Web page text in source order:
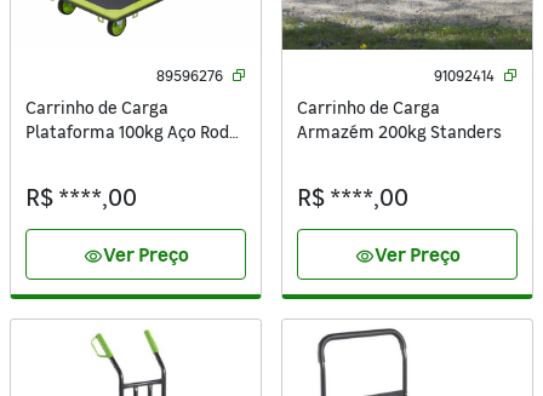
89596276
Carrinho de Carga
Plataforma 100kg Aço Roda
R$ ****,00
visibilityVer Preço
91092414
Carrinho de Carga
Armazém 200kg Standers
R$ ****,00
visibilityVer Preço